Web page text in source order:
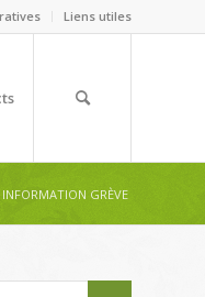
Liens utiles
INFORMATION GRÈVE